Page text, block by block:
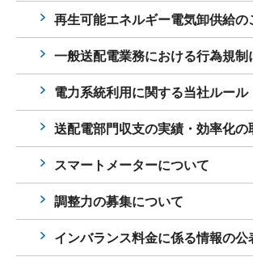
再生可能エネルギー電気卸供給の
一般送配電業務における行為規制
電力系統利用に関する当社ルール
送配電部門収支の実績・効率化の
スマートメーターについて
調整力の募集について
インバランス料金に係る情報の公